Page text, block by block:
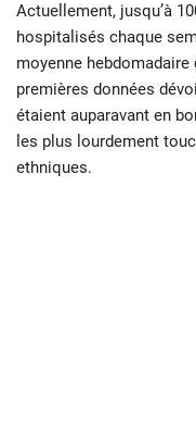
Actuellement, jusqu’à
hospitalisés chaque
moyenne
premières données
étaient auparavant en
les plus lourdement
ethniques.